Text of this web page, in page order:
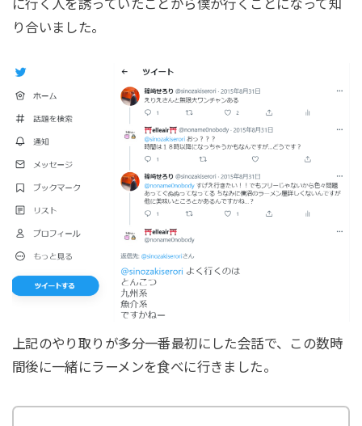
に行く人を誘っていたことから僕が行くことになって知
り合いました。
上記のやり取りが多分一番最初にした会話で、この数時
間後に一緒にラーメンを食べに行きました。